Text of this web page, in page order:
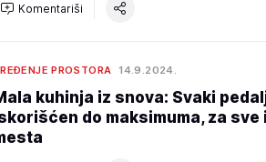
Komentariši
PROSTORA 14.9.2024.
kuhinja iz snova: Svaki
do maksimuma, za sve